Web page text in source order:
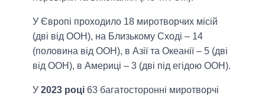
У Європі проходило 18 миротворчих місій
(дві від ООН), на Близькому Сході – 14
(половина від ООН), в Азії та Океанії – 5 (дві
від ООН), в Америці – 3 (дві під егідою ООН).
У 2023 році 63 багатосторонні миротворчі